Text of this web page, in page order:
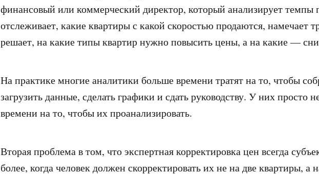
финансовый или коммерческий директор, который анализирует темпы
отслеживает, какие квартиры с какой скоростью продаются, намечает
решает, на какие типы квартир нужно повысить цены, а на какие —
На практике многие аналитики больше времени тратят на то, чтобы
загрузить данные, сделать графики и сдать руководству. У них просто
времени на то, чтобы их проанализировать.
Вторая проблема в том, что экспертная корректировка цен всегда
более, когда человек должен скорректировать их не на две квартиры, а